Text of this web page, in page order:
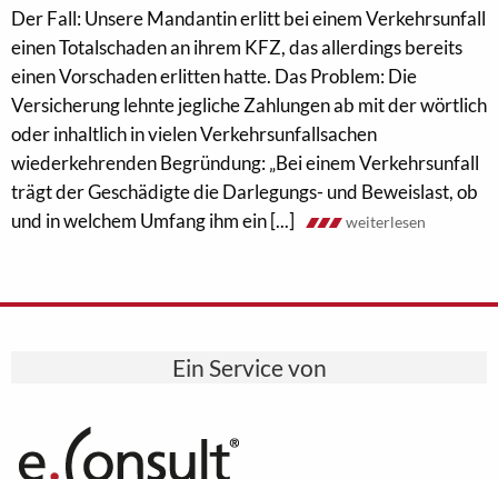
Der Fall: Unsere Mandantin erlitt bei einem Verkehrsunfall
einen Totalschaden an ihrem KFZ, das allerdings bereits
einen Vorschaden erlitten hatte. Das Problem: Die
Versicherung lehnte jegliche Zahlungen ab mit der wörtlich
oder inhaltlich in vielen Verkehrsunfallsachen
wiederkehrenden Begründung: „Bei einem Verkehrsunfall
trägt der Geschädigte die Darlegungs- und Beweislast, ob
und in welchem Umfang ihm ein [...]
weiterlesen
Ein Service von